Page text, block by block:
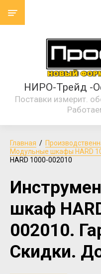
НИРО-Трейд -
Поставки измерит.
Главная
  /
Модульные шкафы HARD
HARD 1000-002010
шкаф
002010.
Скидки.